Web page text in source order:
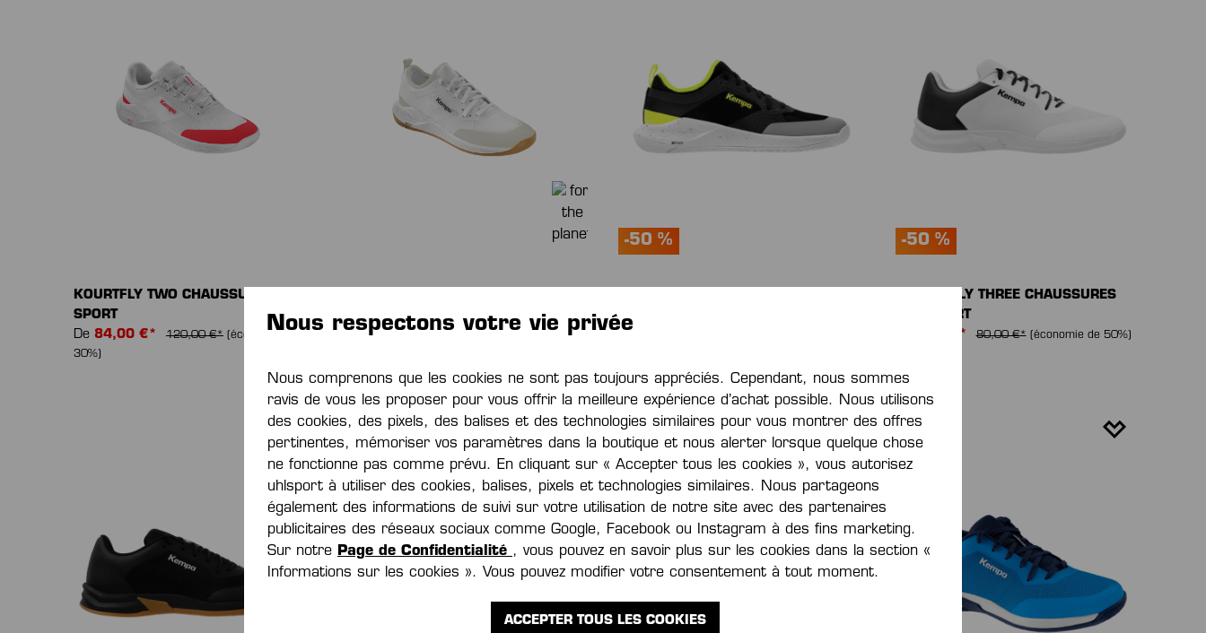
KOURTFLY TWO CHAUSSURES DE
SPORT
De 84,00 €* 120,00 €* (économie de
30%)
SPORT
De112,00 €*
-50 %
SPORT
-50 %
KOURTFLY THREE CHAUSSURES
DE SPORT
40,00 €*
80,00 €* (économie de 50%)
Nous respectons votre vie privée
Nous comprenons que les cookies ne sont pas toujours appréciés. Cependant, nous sommes
ravis de vous les proposer pour vous offrir la meilleure expérience d’achat possible. Nous utilisons
des cookies, des pixels, des balises et des technologies similaires pour vous montrer des offres
pertinentes, mémoriser vos paramètres dans la boutique et nous alerter lorsque quelque chose
ne fonctionne pas comme prévu. En cliquant sur « Accepter tous les cookies », vous autorisez
uhlsport à utiliser des cookies, balises, pixels et technologies similaires. Nous partageons
également des informations de suivi sur votre utilisation de notre site avec des partenaires
publicitaires des réseaux sociaux comme Google, Facebook ou Instagram à des fins marketing.
Sur notre Page de Confidentialité , vous pouvez en savoir plus sur les cookies dans la section «
Informations sur les cookies ». Vous pouvez modifier votre consentement à tout moment.
ACCEPTER TOUS LES COOKIES